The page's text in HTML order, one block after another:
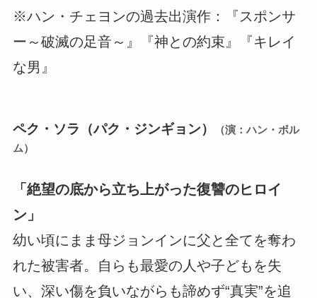
※ハン・チェヨンの過去出演作：『スポンサ
ー～破滅の足音～』『神との約束』『キレイ
な男』
ペク・ソラ（パク・ジンギョン）
（演：ハン・ボル
ム）
「絶望の底から立ち上がった復讐のヒロイ
ン」
幼い頃にまま母ジョンインに父と全てを奪わ
れた被害者。自らも最愛の人や子どもを失
い、深い傷を負いながらも諦めず“真実”を追